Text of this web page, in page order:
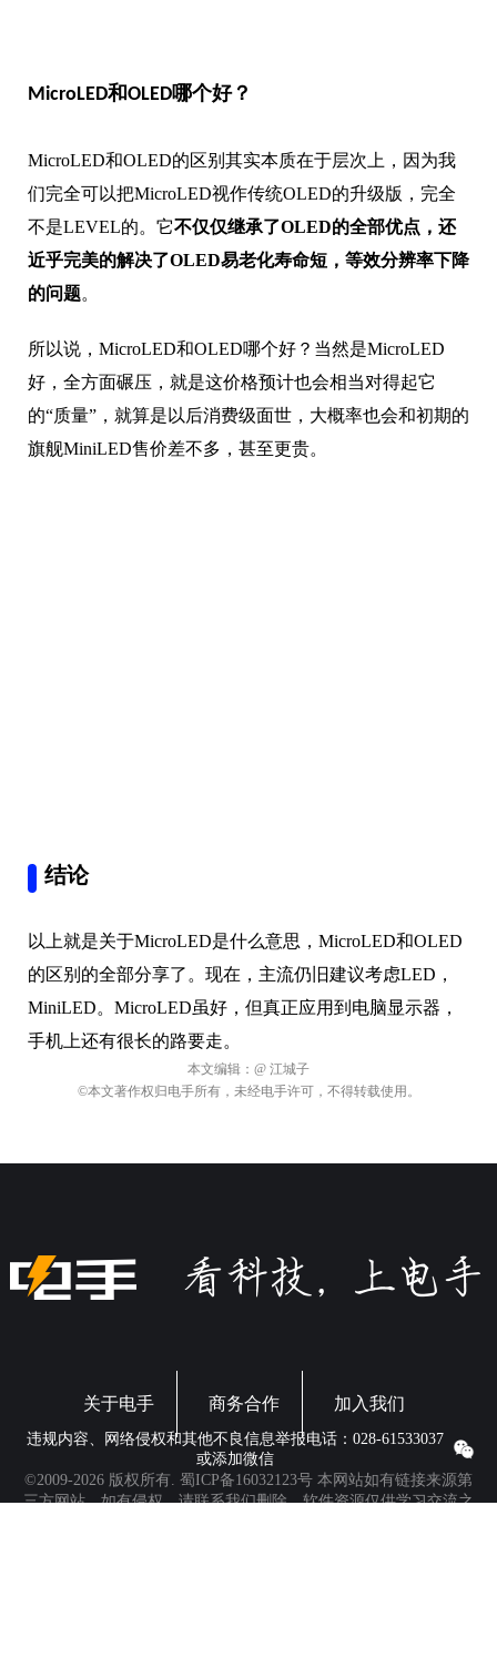
MicroLED和OLED哪个好？
MicroLED和OLED的区别其实本质在于层次上，因为我
们完全可以把MicroLED视作传统OLED的升级版，完全
不是LEVEL的。它不仅仅继承了OLED的全部优点，还
近乎完美的解决了OLED易老化寿命短，等效分辨率下降
的问题。
所以说，MicroLED和OLED哪个好？当然是MicroLED
好，全方面碾压，就是这价格预计也会相当对得起它
的“质量”，就算是以后消费级面世，大概率也会和初期的
旗舰MiniLED售价差不多，甚至更贵。
以上就是关于MicroLED是什么意思，MicroLED和OLED
MiniLED。MicroLED虽好，但真正应用到电脑显示器，
手机上还有很长的路要走。
本文编辑：@ 江城子
©本文著作权归电手所有，未经电手许可，不得转载使用。
或添加微信
蜀ICP备16032123号
本网站如有链接来源第
三方网站，如有侵权，请联系我们删除。软件资源仅供学习交流之
用，请于下载后24小时内删除。